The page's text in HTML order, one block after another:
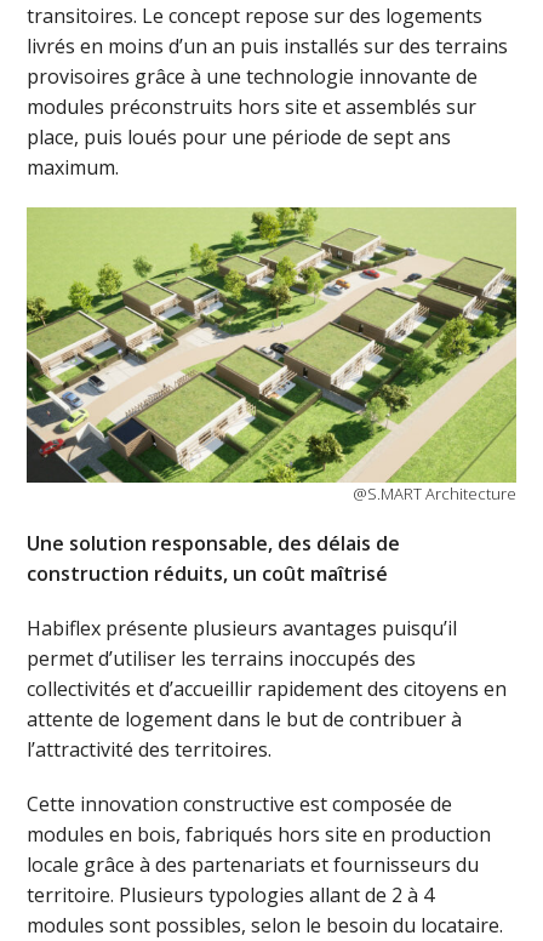
transitoires. Le concept repose sur des logements
livrés en moins d’un an puis installés sur des terrains
provisoires grâce à une technologie innovante de
modules préconstruits hors site et assemblés sur
place, puis loués pour une période de sept ans
maximum.
@S.MART Architecture
Une solution responsable, des délais de
construction réduits, un coût maîtrisé
Habiflex présente plusieurs avantages puisqu’il
permet d’utiliser les terrains inoccupés des
collectivités et d’accueillir rapidement des citoyens en
attente de logement dans le but de contribuer à
l’attractivité des territoires.
Cette innovation constructive est composée de
modules en bois, fabriqués hors site en production
locale grâce à des partenariats et fournisseurs du
territoire. Plusieurs typologies allant de 2 à 4
modules sont possibles, selon le besoin du locataire.